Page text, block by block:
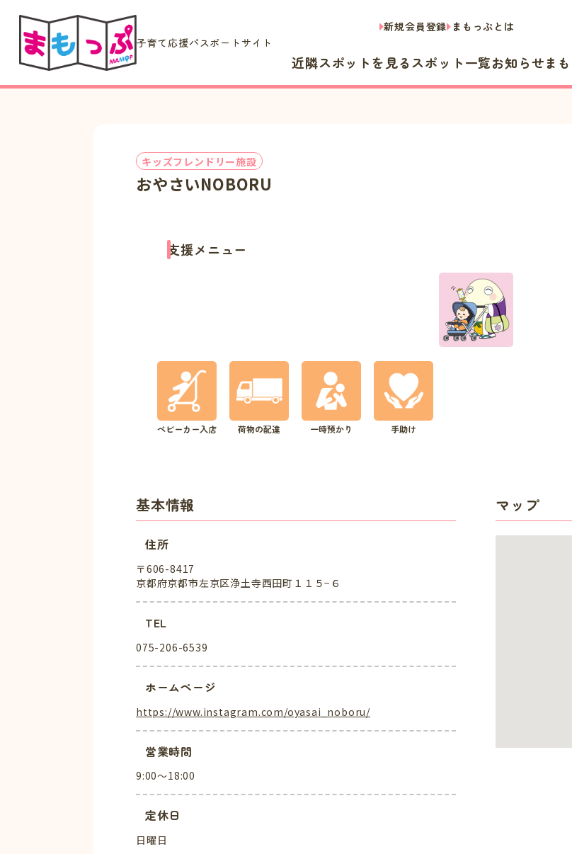
子育て応援パスポートサイト
新規会員登録 まもっぷとは
近隣スポットを見るスポット一覧お知らせま
キッズフレンドリー施設
おやさいNOBORU
支援メニュー
ベビーカー入店 荷物の配達 一時預かり 手助け
基本情報
住所
〒606-8417
京都府京都市左京区浄土寺西田町１１５−６
TEL
075-206-6539
ホームページ
https://www.instagram.com/oyasai_noboru/
営業時間
9:00～18:00
定休日
日曜日
マップ